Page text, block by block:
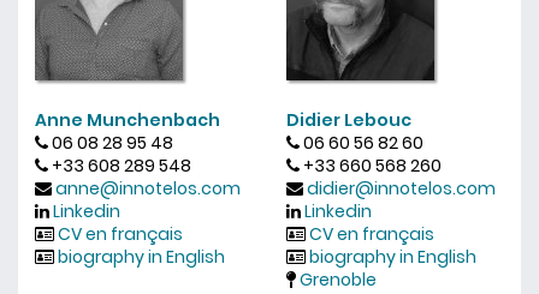
Anne Munchenbach
06 08 28 95 48
+33 608 289 548
anne@innotelos.com
Linkedin
CV en français
biography in English
Didier Lebouc
06 60 56 82 60
+33 660 568 260
didier@innotelos.com
Linkedin
CV en français
biography in English
Grenoble